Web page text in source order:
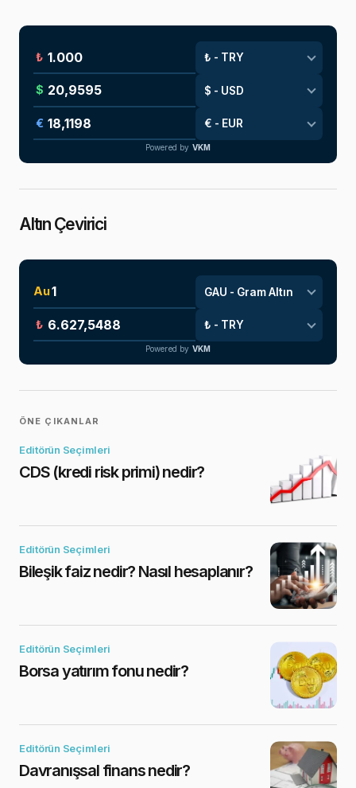
₺
$
€
Powered by VKM
Altın Çevirici
Au
₺
Powered by VKM
ÖNE ÇIKANLAR
Editörün Seçimleri
CDS (kredi risk primi) nedir?
Editörün Seçimleri
Bileşik faiz nedir? Nasıl hesaplanır?
Editörün Seçimleri
Borsa yatırım fonu nedir?
Editörün Seçimleri
Davranışsal finans nedir?